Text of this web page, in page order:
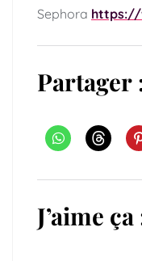
Sephora https://
Partager
J’aime ça